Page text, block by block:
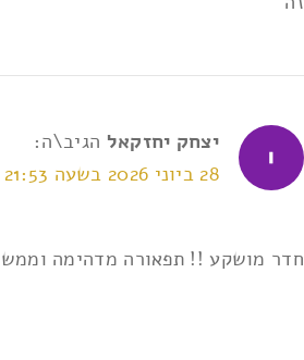
יצחק יחזקאל הגיב\ה:
28 ביוני 2026 בשעה 21:53
חדר מושקע !! תפאורה מדהימה וממש